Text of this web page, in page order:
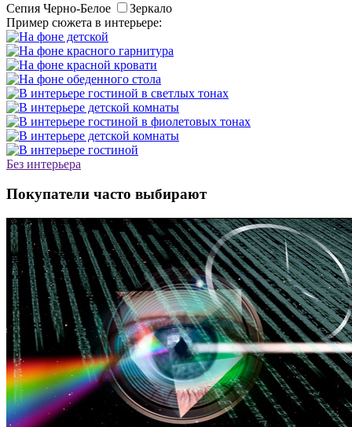
Сепия Черно-Белое
Зеркало
Пример сюжета в интерьере:
Без интерьера
Покупатели часто выбирают